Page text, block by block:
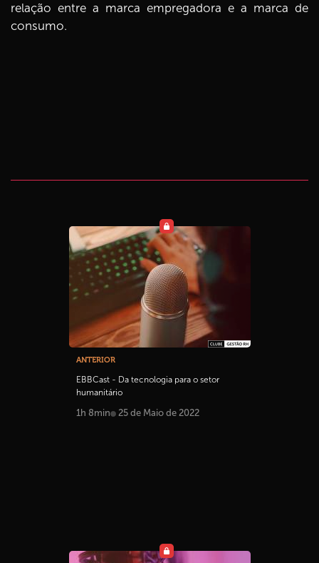
relação entre a marca empregadora e a marca de
consumo.
ANTERIOR
EBBCast - Da tecnologia para o setor
humanitário
1h 8min 25 de Maio de 2022